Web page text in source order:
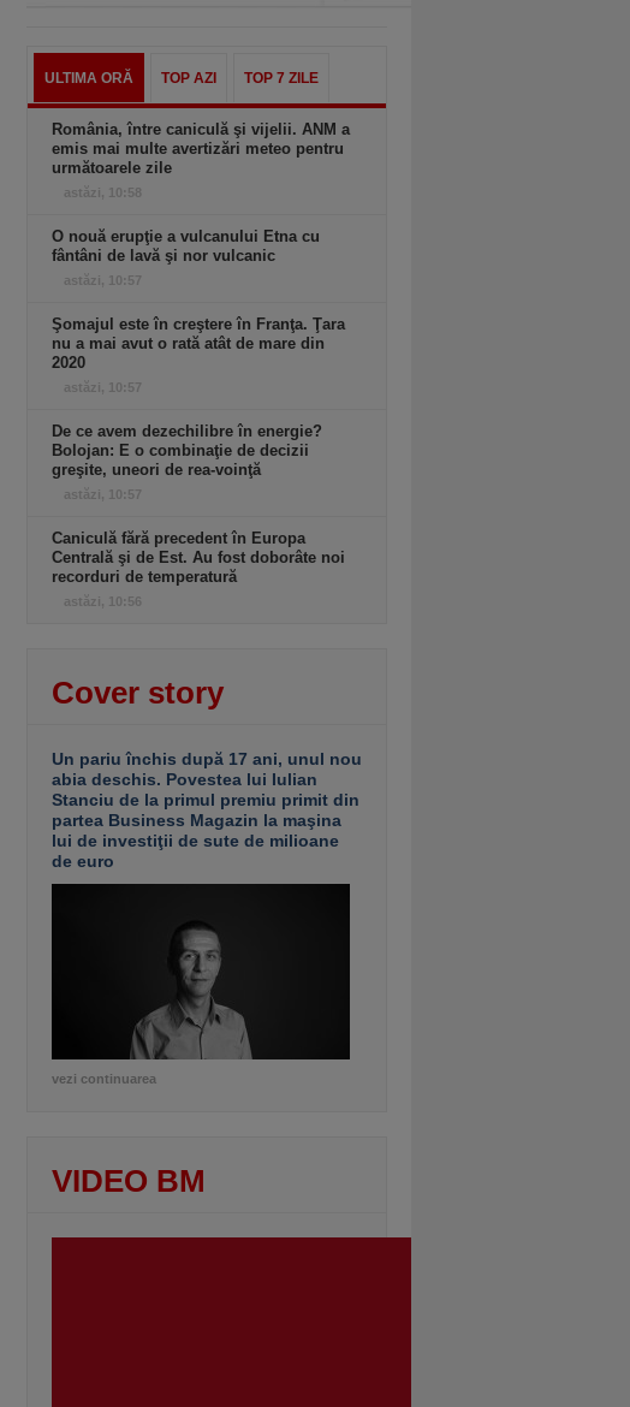
ULTIMA ORĂ TOP AZI TOP 7 ZILE
România, între caniculă şi vijelii. ANM a
emis mai multe avertizări meteo pentru
următoarele zile
astăzi, 10:58
O nouă erupţie a vulcanului Etna cu
fântâni de lavă şi nor vulcanic
astăzi, 10:57
Şomajul este în creştere în Franţa. Ţara
nu a mai avut o rată atât de mare din
2020
astăzi, 10:57
De ce avem dezechilibre în energie?
Bolojan: E o combinaţie de decizii
greşite, uneori de rea-voinţă
astăzi, 10:57
Caniculă fără precedent în Europa
Centrală şi de Est. Au fost doborâte noi
recorduri de temperatură
astăzi, 10:56
Cover story
Un pariu închis după 17 ani, unul nou
abia deschis. Povestea lui Iulian
Stanciu de la primul premiu primit din
partea Business Magazin la maşina
lui de investiţii de sute de milioane
de euro
vezi continuarea
VIDEO BM